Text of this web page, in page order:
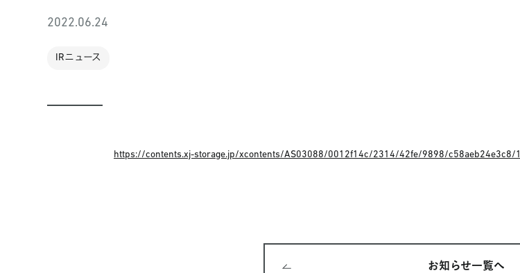
2022.06.24
IRニュース
https://contents.xj-storage.jp/xcontents/AS03088/0012f14c/2314/42fe/9898/c58aeb24e3c8/
お知らせ一覧へ